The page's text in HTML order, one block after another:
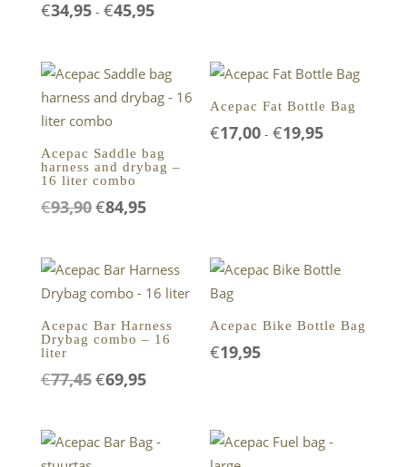
€34,95 - €45,95Prijsklasse:
€45,95
Aanbieding!
Acepac Saddle bag
harness and drybag –
16 liter combo
€93,90 Oorspronkelijke
€93,90.
€84,95Huidige
€84,95.
Aanbieding!
Acepac Fat Bottle Bag
€17,00 - €19,95Prijsklasse:
Aanbieding!
Acepac Bar Harness
Drybag combo – 16
liter
€77,45 Oorspronkelijke
€77,45.
€69,95Huidige
€69,95.
Acepac Bike Bottle Bag
€19,95